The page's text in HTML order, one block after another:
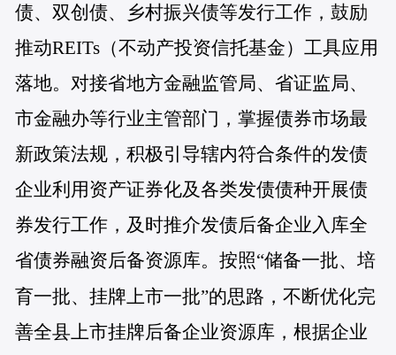
债、双创债、乡村振兴债等发行工作，鼓励
推动REITs（不动产投资信托基金）工具应用
落地。对接省地方金融监管局、省证监局、
市金融办等行业主管部门，掌握债券市场最
新政策法规，积极引导辖内符合条件的发债
企业利用资产证券化及各类发债债种开展债
券发行工作，及时推介发债后备企业入库全
省债券融资后备资源库。按照“储备一批、培
育一批、挂牌上市一批”的思路，不断优化完
善全县上市挂牌后备企业资源库，根据企业